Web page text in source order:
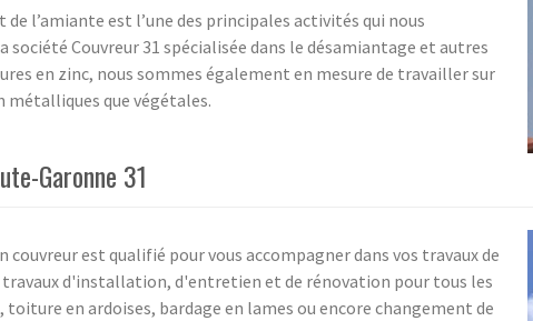
l’amiante est l’une des principales activités qui nous
Couvreur 31 spécialisée dans le désamiantage et autres
en zinc, nous sommes également en mesure de travailler sur
métalliques que végétales.
Garonne 31
couvreur est qualifié pour vous accompagner dans vos travaux de
d'installation, d'entretien et de rénovation pour tous les
en ardoises, bardage en lames ou encore changement de